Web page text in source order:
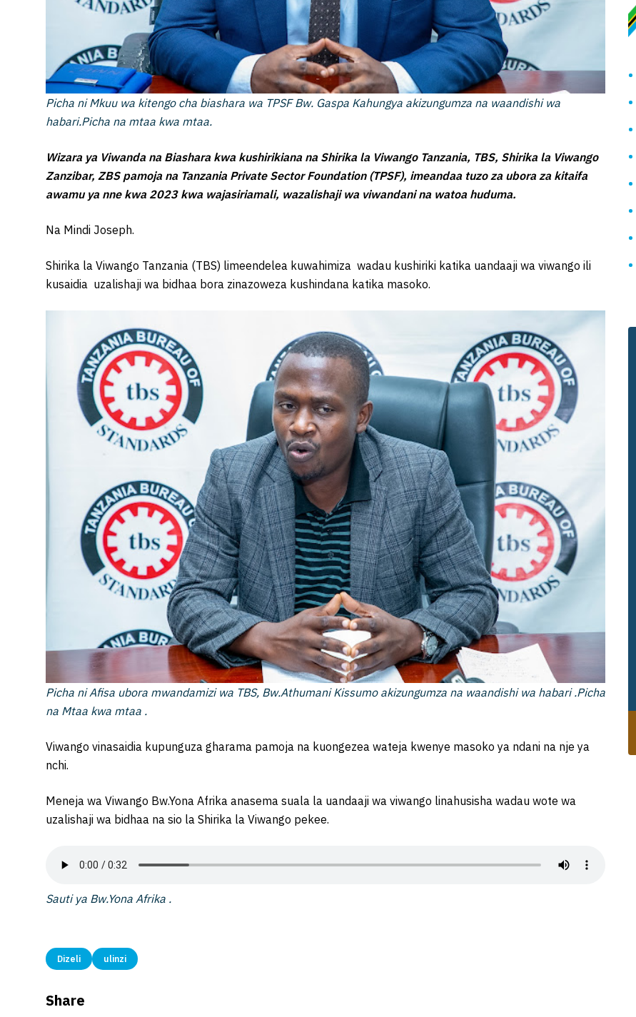
Picha ni Mkuu wa kitengo cha biashara wa TPSF Bw. Gaspa Kahungya akizungumza na waandishi wa
habari.Picha na mtaa kwa mtaa.
Wizara ya Viwanda na Biashara kwa kushirikiana na Shirika la Viwango Tanzania, TBS, Shirika la Viwango
Zanzibar, ZBS pamoja na Tanzania Private Sector Foundation (TPSF), imeandaa tuzo za ubora za kitaifa
awamu ya nne kwa 2023 kwa wajasiriamali, wazalishaji wa viwandani na watoa huduma.
Na Mindi Joseph.
Shirika la Viwango Tanzania (TBS) limeendelea kuwahimiza wadau kushiriki katika uandaaji wa viwango ili
kusaidia uzalishaji wa bidhaa bora zinazoweza kushindana katika masoko.
Picha ni Afisa ubora mwandamizi wa TBS, Bw.Athumani Kissumo akizungumza na waandishi wa habari .Picha
na Mtaa kwa mtaa .
Viwango vinasaidia kupunguza gharama pamoja na kuongezea wateja kwenye masoko ya ndani na nje ya
nchi.
Meneja wa Viwango Bw.Yona Afrika anasema suala la uandaaji wa viwango linahusisha wadau wote wa
uzalishaji wa bidhaa na sio la Shirika la Viwango pekee.
Sauti ya Bw.Yona Afrika .
Dizeli ulinzi
Share